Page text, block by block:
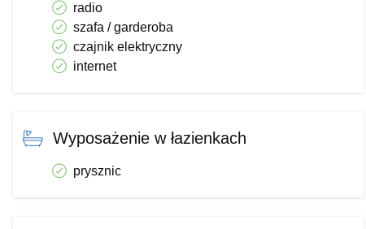
radio
szafa / garderoba
czajnik elektryczny
internet
Wyposażenie w łazienkach
prysznic